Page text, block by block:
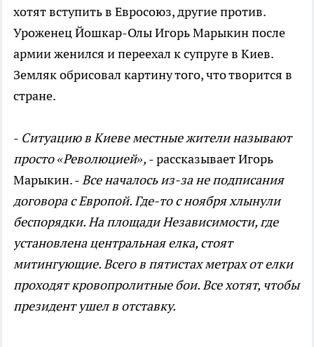
хотят вступить в Евросоюз, другие против.
Уроженец Йошкар-Олы Игорь Марыкин после
армииженился ипереехал к супруге в Киев.
Земляк обрисовал картину того, что творится в
стране.
- Ситуацию в Киеве местные жители называют
просто «Революцией», - рассказываетИгорь
Марыкин.-Все началось из-за не подписания
договора с Европой. Где-то с ноября хлынули
беспорядки.На площади Независимости, где
установлена центральная елка, стоят
митингующие. Всего в пятистах метрах от елки
проходят кровопролитные бои. Все хотят, чтобы
президент ушел в отставку.